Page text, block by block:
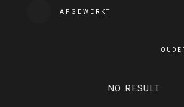
AFGEWERKT
NO RESULT